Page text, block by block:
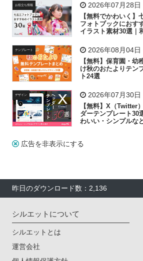
子供 作業員 葉 相談 ピクトグ
お役立ち情報 2026年07月28日
【無料でかわいく】
フォトブックにおす
イラスト素材30選｜
テンプレート 2026年08月04日
【無料】保育園・幼
け秋のおたよりテン
ト24選
デザイン 2026年07月30日
【無料】X（Twitter
ダーテンプレート30
わいい・シンプルな
広告を非表示にする
昨日のダウンロード数：2,136
シルエットについて
シルエットとは
運営会社